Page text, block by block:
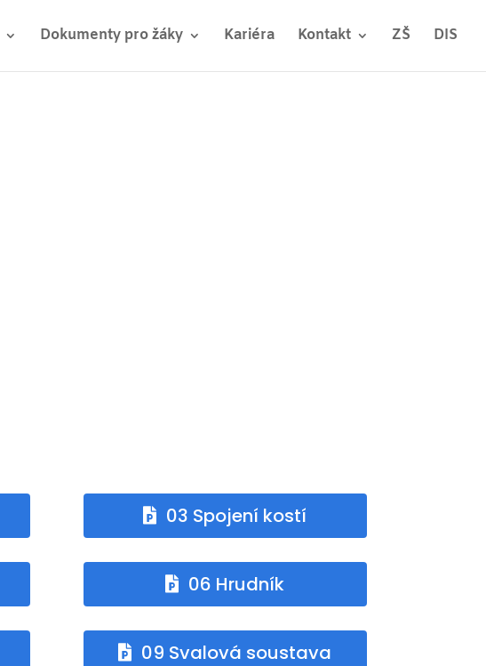
Dokumenty pro žáky Kariéra Kontakt ZŠ DIS
03 Spojení kostí
06 Hrudník
09 Svalová soustava